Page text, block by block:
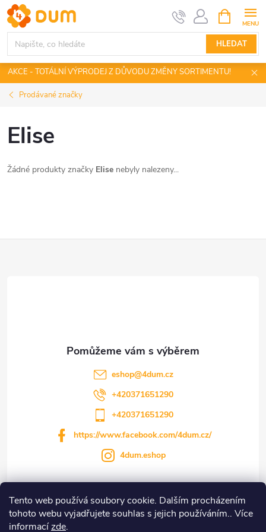
Tento web používá soubory cookie. Dalším procházením
tohoto webu vyjadřujete souhlas s jejich používáním.. Více
informacízde.
Přejít
na
obsah
HLEDAT
NÁKUPNÍ
KOŠÍK
AKCE - TOTÁLNÍ VÝPRODEJ Z DŮVODU ZMĚNY SORTIMENTU!
Prodávané značky
Elise
Žádné produkty značky Elise nebyly nalezeny...
eshop@4dum.cz
+420371651290
+420371651290
https://www.facebook.com/4dum.cz/
4dum.eshop
Informace pro vás